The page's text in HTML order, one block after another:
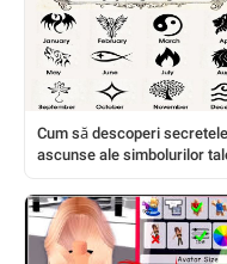
Cum să descoperi secretele
ascunse ale simbolurilor
pietre și multe altele